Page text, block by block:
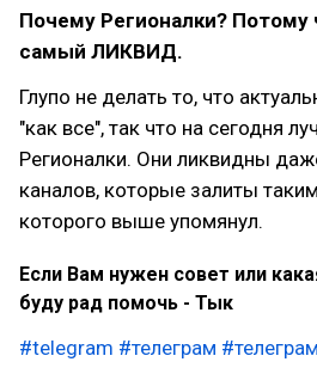
Почему Регионалки? Потому
самый ЛИКВИД.
Глупо не делать то, что
"как все", так что на сегодня
Регионалки. Они ликвидны
каналов, которые залиты
которого выше упомянул.
Если Вам нужен совет или
буду рад помочь - Тык
#telegram #телеграм